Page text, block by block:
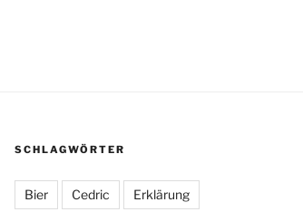
SCHLAGWÖRTER
Bier Cedric Erklärung